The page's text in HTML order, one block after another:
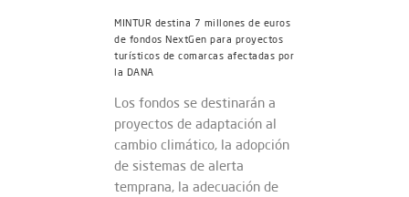
MINTUR destina 7 millones de euros
de fondos NextGen para proyectos
turísticos de comarcas afectadas por
la DANA
Los fondos se destinarán a
proyectos de adaptación al
cambio climático, la adopción
de sistemas de alerta
temprana, la adecuación de